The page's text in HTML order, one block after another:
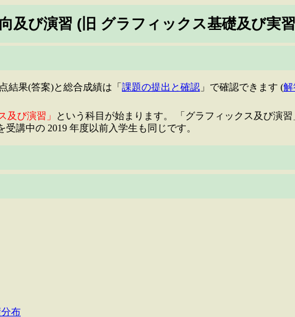
及び演習 (旧 グラフィックス基礎及び実
結果(答案)と総合成績は「 課題の提出と確認 」で確認できます (解
及び演習」
という科目が始まります。 「グラフィックス及び演
受講中の 2019 年度以前入学生も同じです。
布